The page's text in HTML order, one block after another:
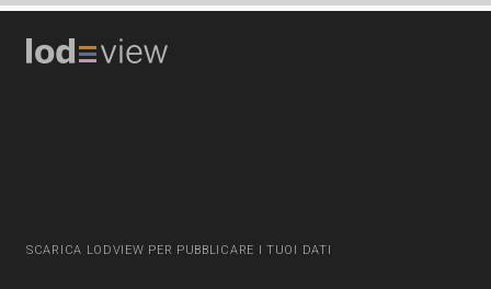
SCARICA LODVIEW PER PUBBLICARE I TUOI DATI